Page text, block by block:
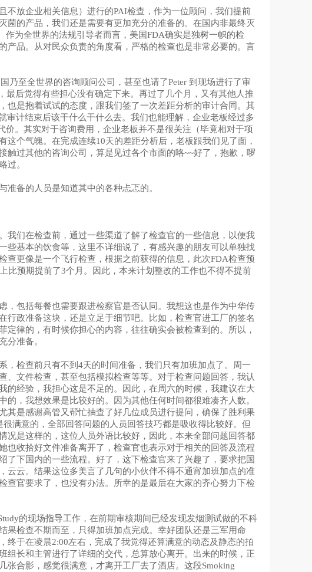
不放企业相关信息）进行的PAI检查，作为一位顾问，我们提前
菌的产品，我们还是需要有更加充分的准备的。在国内非最终灭
为全世界的法规引导者而言，美国FDA确实是独树一帜的检
产品。从对民众负责的角度看，严格的检查也是非常必要的。言
乃至全世界的咨询顾问公司，甚至也请了Peter 到现场进行了审
后觉得有些担心没有确定下来。再过了几个月，又有其他人推
也是抱着试试的态度，跟我们签了一次差距分析的审计合同。其
计结束后该干什么干什么去。我们也能理解，企业老板经过多
。其实对于咨询费用，企业老板并不是很关注（毕竟相对于项
个气魄。在完成连续10天的差距分析后，老板跟我们见了面，
过其他的咨询公司，算是见过各个市面的咯~~好了，抱歉，啰
过。
备的人员是知道其中的各种忐忑的。
我们在检查前，通过一些渠道了解了检查官的一些信息，以便我
些基本的饮食等，这里不详细说了，有感兴趣的朋友可以单独找
更像是一个飞行检查，根据之前获得的信息，此次FDA检查预
比预期提前了3个月。因此，本来计划整改的工作也不得不提前
，包括每餐也需要跟进检察官是否认同。我想这也是作为中华传
政准备这块，还是立足于细节吧。比如，检查官进工厂的签名
律的，有时候你担心的内容，往往确实会被检查到的。所以，
分准备。
，检查前只有不到4天的时间准备，我们只有加班加点了。周一
、文件检查，甚至包括模拟检查等等。对于检查问题回答，我认
的经验，我担心这是不足的。因此，在周六的时候，我建议在大
，我想效果是比较好的。因为其他任何时间都很难凑齐人数。
其是感谢高管又帮忙抽查了好几位成员进行提问，确保了胜利果
满意的，全部回答问题的人员回答技巧都是吸收得比较好。 但
况是这样的，这位人员外语比较好，因此，本来全部问题回答都
也收拾好文件准备离开了，检查官也表示对于相关的回答及流程
下国内的一些流程。好了，这下检查官来了兴趣了，要求把国
云云。结果这位多美言了几句的小伙伴不得不通宵加班加点的准
官要求了，也没有办法。所幸的是最后在大家的齐心努力下检
的现场指导工作，在前期审核期间已经发现发烟测试做的不科
果检查不期而至，只得加班加点完成。幸好团队还是三军用命
于在凌晨2:00左右，完成了我觉得还算满意的动态及静态的拍
长和主管进行了详细的交代，总算放心离开。出来的时候，正
合影，感觉很满意，才离开工厂去了酒店。这段Smoking